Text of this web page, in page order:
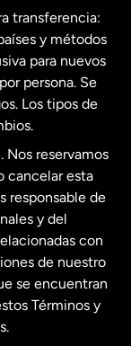
transferencia:
y métodos
para nuevos
persona. Se
Los tipos de
Nos reservamos
cancelar esta
responsable de
y del
con
de nuestro
se encuentran
Términos y